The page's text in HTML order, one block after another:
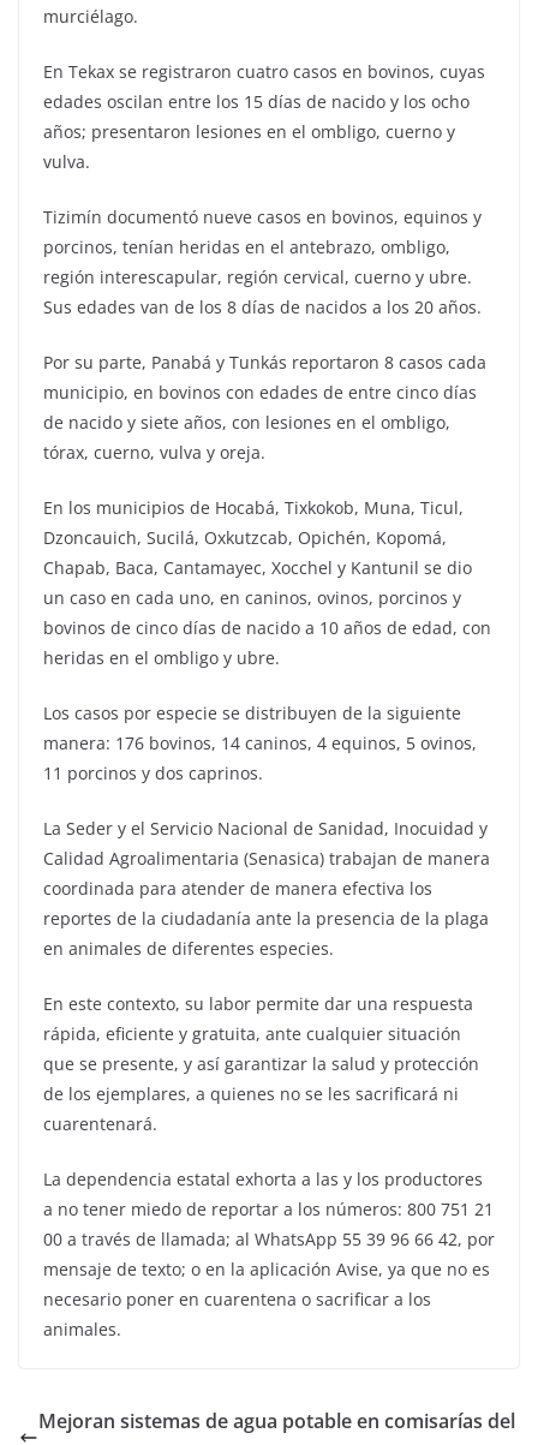
murciélago.
En Tekax se registraron cuatro casos en bovinos, cuyas
edades oscilan entre los 15 días de nacido y los ocho
años; presentaron lesiones en el ombligo, cuerno y
vulva.
Tizimín documentó nueve casos en bovinos, equinos y
porcinos, tenían heridas en el antebrazo, ombligo,
región interescapular, región cervical, cuerno y ubre.
Sus edades van de los 8 días de nacidos a los 20 años.
Por su parte, Panabá y Tunkás reportaron 8 casos cada
municipio, en bovinos con edades de entre cinco días
de nacido y siete años, con lesiones en el ombligo,
tórax, cuerno, vulva y oreja.
En los municipios de Hocabá, Tixkokob, Muna, Ticul,
Dzoncauich, Sucilá, Oxkutzcab, Opichén, Kopomá,
Chapab, Baca, Cantamayec, Xocchel y Kantunil se dio
un caso en cada uno, en caninos, ovinos, porcinos y
bovinos de cinco días de nacido a 10 años de edad, con
heridas en el ombligo y ubre.
Los casos por especie se distribuyen de la siguiente
manera: 176 bovinos, 14 caninos, 4 equinos, 5 ovinos,
11 porcinos y dos caprinos.
La Seder y el Servicio Nacional de Sanidad, Inocuidad y
Calidad Agroalimentaria (Senasica) trabajan de manera
coordinada para atender de manera efectiva los
reportes de la ciudadanía ante la presencia de la plaga
en animales de diferentes especies.
En este contexto, su labor permite dar una respuesta
rápida, eficiente y gratuita, ante cualquier situación
que se presente, y así garantizar la salud y protección
de los ejemplares, a quienes no se les sacrificará ni
cuarentenará.
La dependencia estatal exhorta a las y los productores
a no tener miedo de reportar a los números: 800 751 21
00 a través de llamada; al WhatsApp 55 39 96 66 42, por
mensaje de texto; o en la aplicación Avise, ya que no es
necesario poner en cuarentena o sacrificar a los
animales.
Mejoran sistemas de agua potable en comisarías del